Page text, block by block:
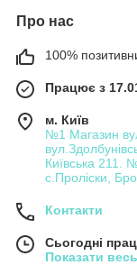
Про нас
100%
Працює з
м. Київ
№1 Магазин
Київська 211.
с.Проліски,
Контакти
Сьогодні
Показати